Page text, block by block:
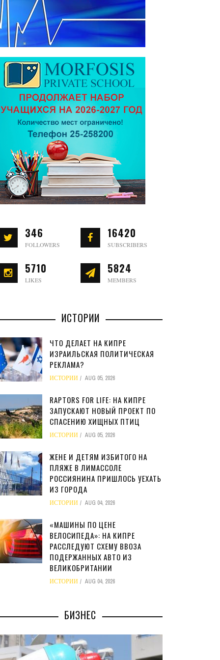
346
FOLLOWERS
16420
SUBSCRIBERS
5710
LIKES
5824
MEMBERS
ИСТОРИИ
ЧТО ДЕЛАЕТ НА КИПРЕ
ИЗРАИЛЬСКАЯ ПОЛИТИЧЕСКАЯ
РЕКЛАМА?
ИСТОРИИ AUG 05, 2026
RAPTORS FOR LIFE: НА КИПРЕ
ЗАПУСКАЮТ НОВЫЙ ПРОЕКТ ПО
СПАСЕНИЮ ХИЩНЫХ ПТИЦ
ИСТОРИИ AUG 05, 2026
ЖЕНЕ И ДЕТЯМ ИЗБИТОГО НА
ПЛЯЖЕ В ЛИМАССОЛЕ
РОССИЯНИНА ПРИШЛОСЬ УЕХАТЬ
ИЗ ГОРОДА
ИСТОРИИ AUG 04, 2026
«МАШИНЫ ПО ЦЕНЕ
ВЕЛОСИПЕДА»: НА КИПРЕ
РАССЛЕДУЮТ СХЕМУ ВВОЗА
ПОДЕРЖАННЫХ АВТО ИЗ
ВЕЛИКОБРИТАНИИ
ИСТОРИИ AUG 04, 2026
БИЗНЕС